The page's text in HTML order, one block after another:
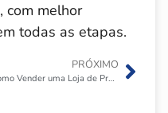
com melhor
todas as etapas.
PRÓXIMO
Como Vender uma Loja de Produtos Importados?